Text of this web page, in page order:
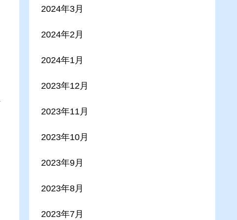
2024年3月
2024年2月
2024年1月
2023年12月
2023年11月
2023年10月
2023年9月
2023年8月
2023年7月